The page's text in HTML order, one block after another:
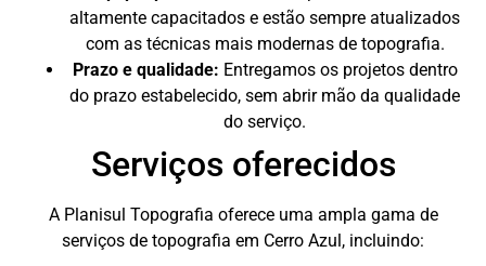
altamente capacitados e estão sempre atualizados
com as técnicas mais modernas de topografia.
Prazo e qualidade: Entregamos os projetos dentro
do prazo estabelecido, sem abrir mão da qualidade
do serviço.
Serviços oferecidos
A Planisul Topografia oferece uma ampla gama de
serviços de topografia em Cerro Azul, incluindo: